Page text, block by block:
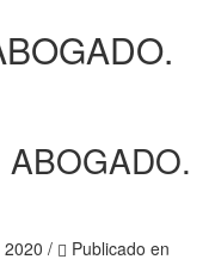
/
Publicado en